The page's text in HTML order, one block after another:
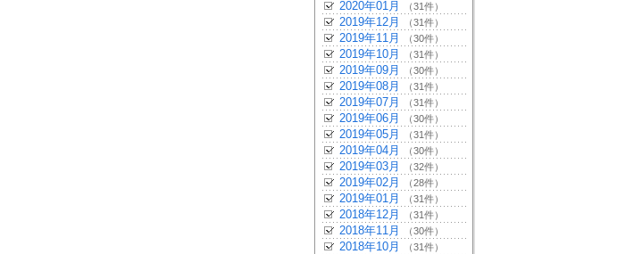
2020年01月 （31件）
2019年12月 （31件）
2019年11月 （30件）
2019年10月 （31件）
2019年09月 （30件）
2019年08月 （31件）
2019年07月 （31件）
2019年06月 （30件）
2019年05月 （31件）
2019年04月 （30件）
2019年03月 （32件）
2019年02月 （28件）
2019年01月 （31件）
2018年12月 （31件）
2018年11月 （30件）
2018年10月 （31件）